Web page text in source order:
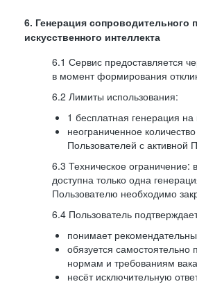
6. Генерация сопроводительного
искусственного интеллекта
6.1 Сервис предоставляется
в момент формирования
6.2 Лимиты использования:
1 бесплатная генерация
неограниченное
Пользователей с
6.3 Техническое ограничение:
доступна только одна
Пользователю необходимо
6.4 Пользователь
понимает
обязуется самостоятельно
нормам и требованиям
несёт исключительную